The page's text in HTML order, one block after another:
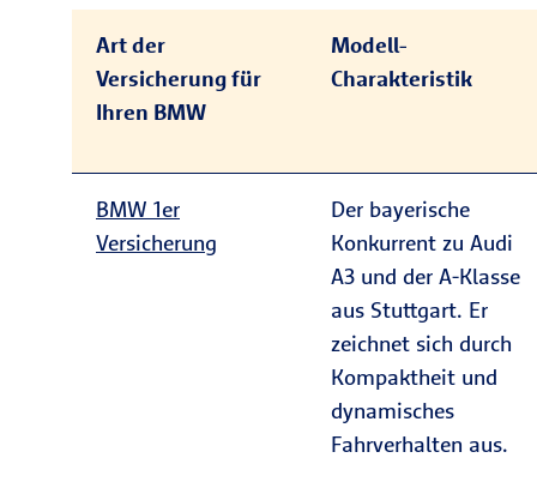
Art der
Versicherung für
Ihren BMW
Modell-
Charakteristik
BMW 1er
Versicherung
Der bayerische
Konkurrent zu Audi
A3 und der A-Klasse
aus Stuttgart. Er
zeichnet sich durch
Kompaktheit und
dynamisches
Fahrverhalten aus.